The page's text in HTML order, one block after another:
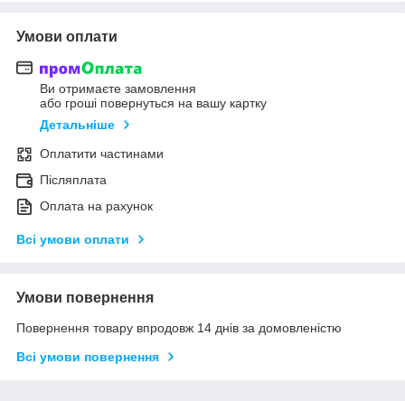
Умови оплати
Ви отримаєте замовлення
або гроші повернуться на вашу картку
Детальніше
Оплатити частинами
Післяплата
Оплата на рахунок
Всі умови оплати
Умови повернення
Повернення товару впродовж 14 днів за домовленістю
Всі умови повернення